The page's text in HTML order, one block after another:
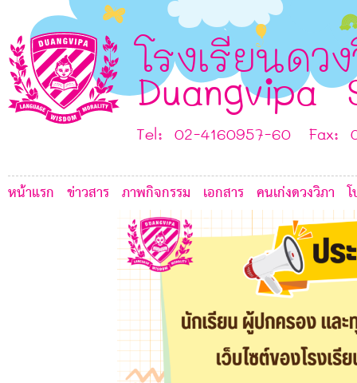
โรงเรียนดว
Duangvipa
Tel: 02-4160957-60 Fax:
หน้าแรก ข่าวสาร ภาพกิจกรรม เอกสาร คนเก่งดวงวิภา
F
I